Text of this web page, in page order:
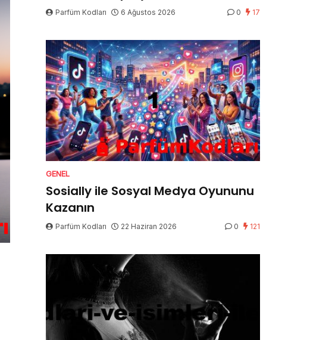
Parfüm Kodları 6 Ağustos 2026 0 17
GENEL
Sosially ile Sosyal Medya Oyununu
Kazanın
Parfüm Kodları 22 Haziran 2026 0 121